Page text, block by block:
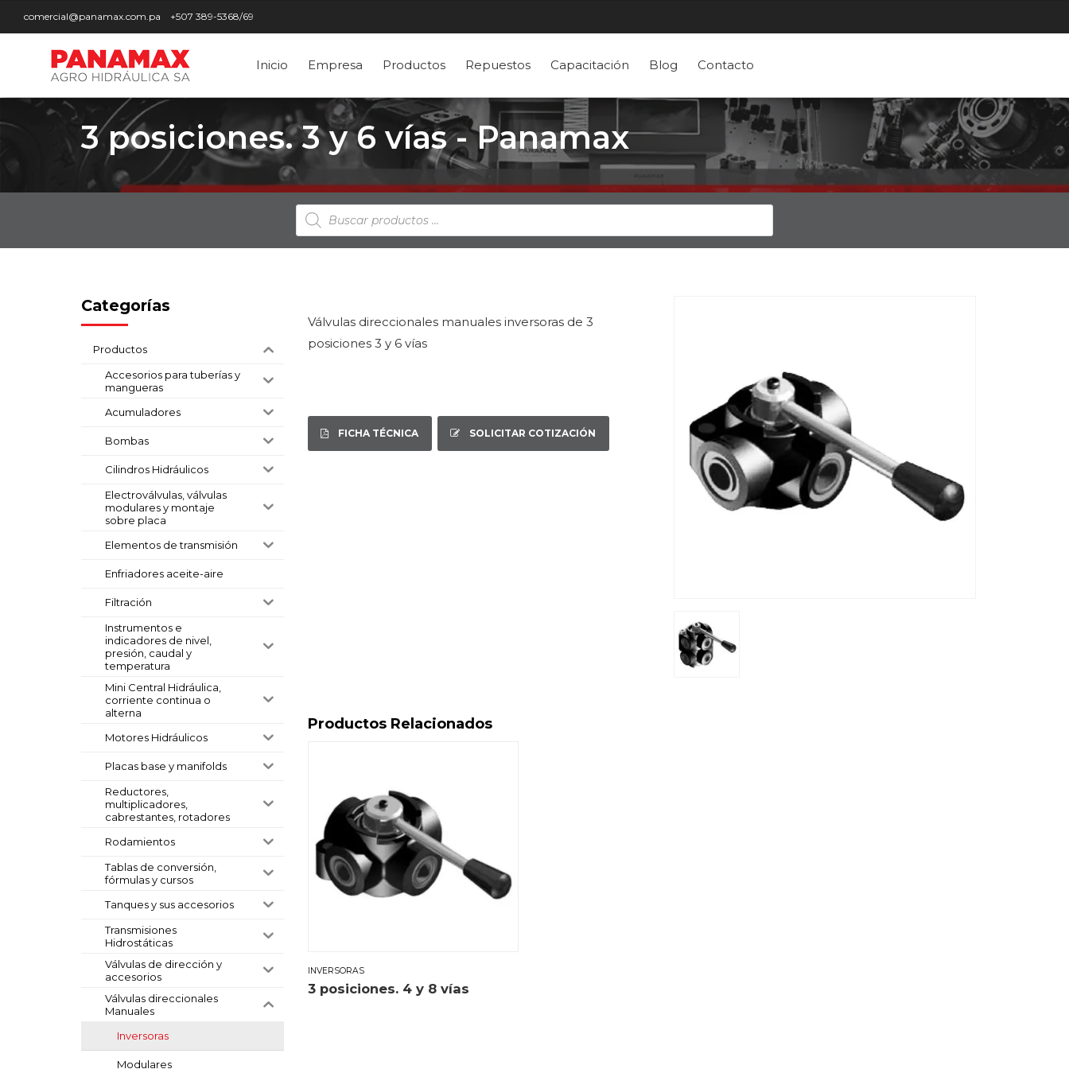
comercial@panamax.com.pa +507 389-5368/69
Inicio Empresa Productos Repuestos Capacitación Blog Contacto
3 posiciones. 3 y 6 vías - Panamax
Búsqueda
de
productos
Válvulas direccionales manuales inversoras de 3
posiciones 3 y 6 vías
FICHA TÉCNICA SOLICITAR COTIZACIÓN
Productos Relacionados
INVERSORAS
3 posiciones. 4 y 8 vías
Categorías
Productos
Accesorios para tuberías y
mangueras
Acumuladores
Bombas
Cilindros Hidráulicos
Electroválvulas, válvulas
modulares y montaje
sobre placa
Elementos de transmisión
Enfriadores aceite-aire
Filtración
Instrumentos e
indicadores de nivel,
presión, caudal y
temperatura
Mini Central Hidráulica,
corriente continua o
alterna
Motores Hidráulicos
Placas base y manifolds
Reductores,
multiplicadores,
cabrestantes, rotadores
Rodamientos
Tablas de conversión,
fórmulas y cursos
Tanques y sus accesorios
Transmisiones
Hidrostáticas
Válvulas de dirección y
accesorios
Válvulas direccionales
Manuales
Inversoras
Modulares